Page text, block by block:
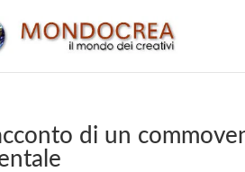
di un